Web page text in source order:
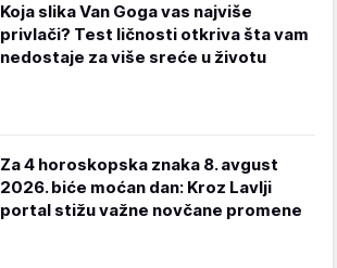
Koja slika Van Goga vas najviše
privlači? Test ličnosti otkriva šta vam
nedostaje za više sreće u životu
Za 4 horoskopska znaka 8. avgust
2026. biće moćan dan: Kroz Lavlji
portal stižu važne novčane promene